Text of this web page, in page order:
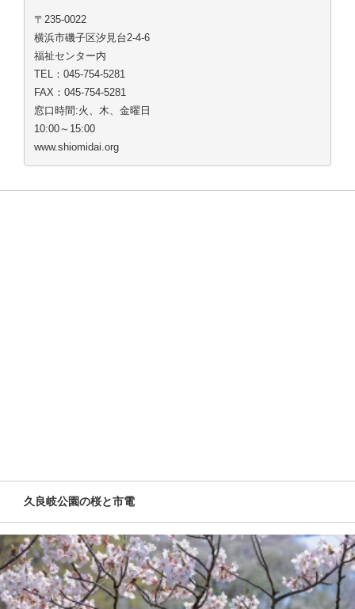
〒235-0022
横浜市磯子区汐見台2-4-6
福祉センター内
TEL：045-754-5281
FAX：045-754-5281
窓口時間:火、木、金曜日
10:00～15:00
www.shiomidai.org
久良岐公園の桜と市電